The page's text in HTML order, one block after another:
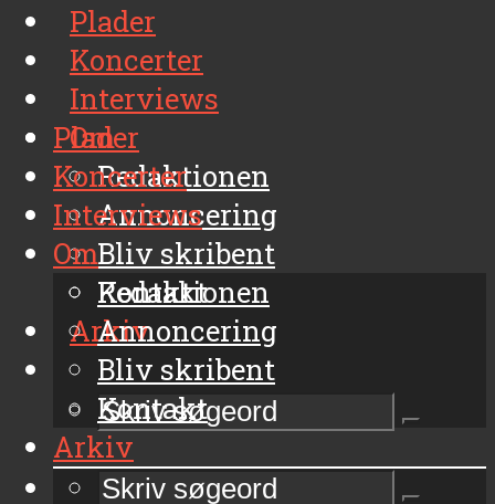
Plader
Koncerter
Interviews
Om
Redaktionen
Annoncering
Bliv skribent
Kontakt
Arkiv
Plader
Koncerter
Interviews
Om
Redaktionen
Annoncering
Bliv skribent
Kontakt
Arkiv